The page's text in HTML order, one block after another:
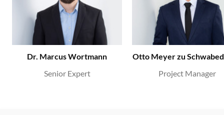
Dr. Marcus Wortmann
Senior Expert
Otto Meyer zu
Project Manager